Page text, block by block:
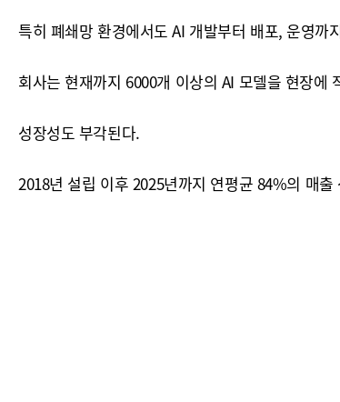
특히 폐쇄망 환경에서도 AI 개발부터 배포, 운영
회사는 현재까지 6000개 이상의 AI 모델을 현장
성장성도 부각된다.
2018년 설립 이후 2025년까지 연평균 84%의 매